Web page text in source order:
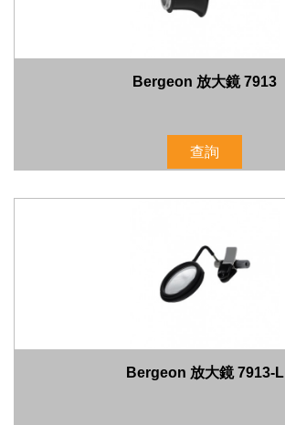
Bergeon 放大鏡 7913
查詢
Bergeon 放大鏡 7913-L